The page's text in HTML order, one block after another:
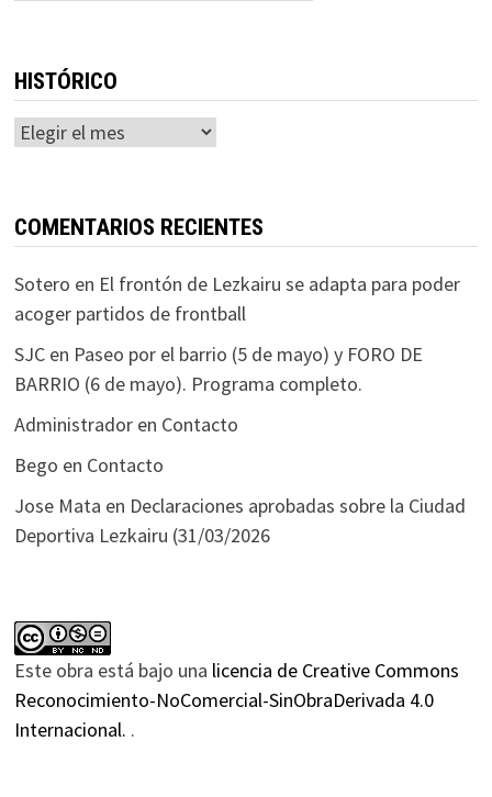
HISTÓRICO
Histórico
COMENTARIOS RECIENTES
Sotero en El frontón de Lezkairu se adapta para poder
acoger partidos de frontball
SJCen Paseo por el barrio (5 de mayo) y FORO DE
BARRIO (6 de mayo). Programa completo.
Administradoren Contacto
Bego en Contacto
Jose Mata en Declaraciones aprobadas sobre la Ciudad
Deportiva Lezkairu (31/03/2026
Este obra está bajo una licencia de Creative Commons
Reconocimiento-NoComercial-SinObraDerivada 4.0
Internacional. .